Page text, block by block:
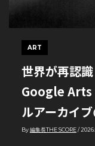
ART
世界が再認
Google Arts
ルアーカイ
By編集長THE SCORE/